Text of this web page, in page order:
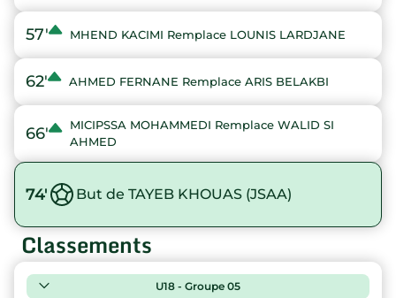
57' MHEND KACIMI Remplace LOUNIS LARDJANE
62' AHMED FERNANE Remplace ARIS BELAKBI
66'
MICIPSSA MOHAMMEDI Remplace WALID SI
AHMED
74' But de TAYEB KHOUAS (JSAA)
Classements
U18 - Groupe 05